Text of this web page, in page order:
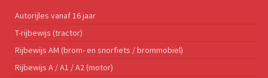
Autorijles vanaf 16 jaar
T-rijbewijs (tractor)
Rijbewijs AM (brom- en snorfiets / brommobiel)
Rijbewijs A / A1 / A2 (motor)